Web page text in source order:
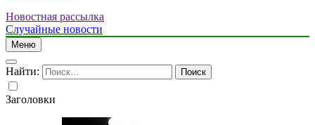
Новостная рассылка
Случайные новости
Меню
Найти:
Заголовки